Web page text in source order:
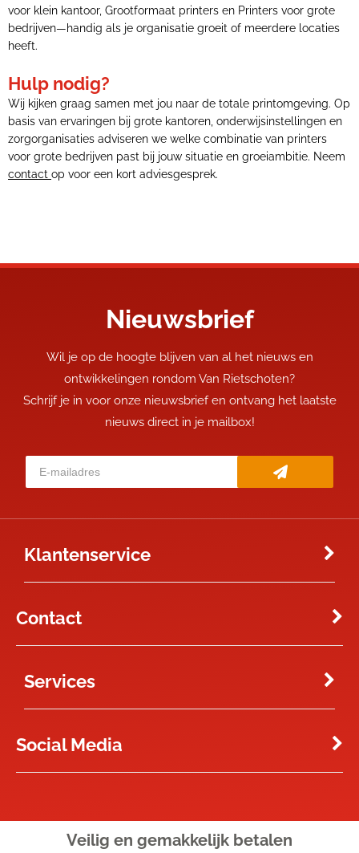
voor klein kantoor, Grootformaat printers en Printers voor grote
bedrijven—handig als je organisatie groeit of meerdere locaties
heeft.
Hulp nodig?
Wij kijken graag samen met jou naar de totale printomgeving. Op
basis van ervaringen bij grote kantoren, onderwijsinstellingen en
zorgorganisaties adviseren we welke combinatie van printers
voor grote bedrijven past bij jouw situatie en groeiambitie. Neem
contact op voor een kort adviesgesprek.
Nieuwsbrief
Wil je op de hoogte blijven van al het nieuws en
ontwikkelingen rondom Van Rietschoten?
Schrijf je in voor onze nieuwsbrief en ontvang het laatste
nieuws direct in je mailbox!
Klantenservice
Contact
Services
Social Media
Veilig en gemakkelijk betalen